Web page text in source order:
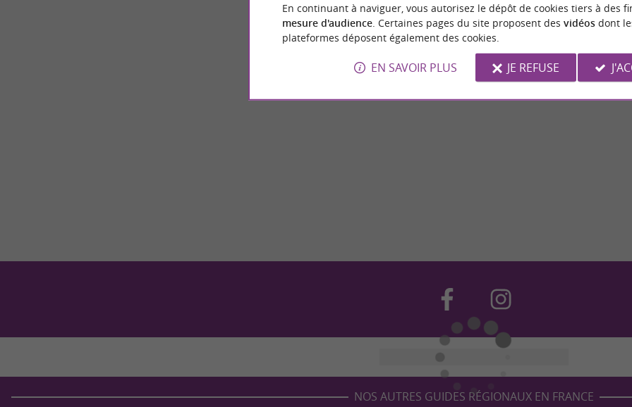
NOS AUTRES GUIDES RÉGIONAUX EN FRANCE
En continuant à naviguer, vous autorisez le dépôt de cookies tiers à des
mesure d'audience. Certaines pages du site proposent des vidéosdont
plateformes déposent également des cookies.
EN SAVOIR PLUS JE REFUSE